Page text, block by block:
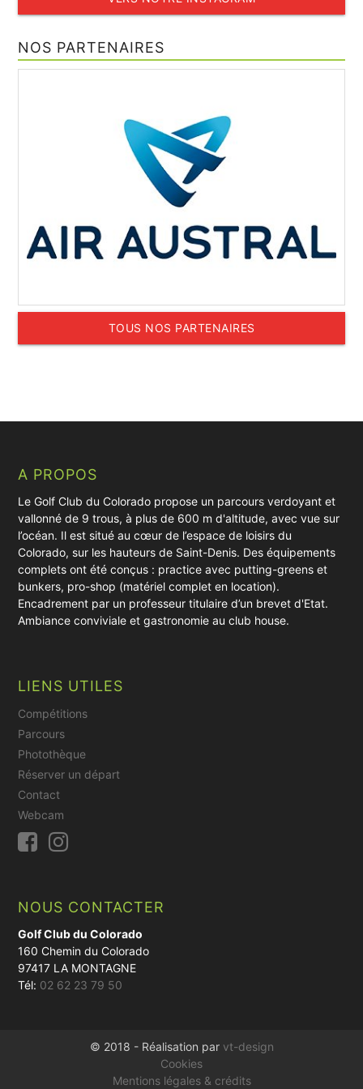
NOS PARTENAIRES
TOUS NOS PARTENAIRES
A PROPOS
Le Golf Club du Colorado propose un parcours verdoyant et
vallonné de 9 trous, à plus de 600 m d'altitude, avec vue sur
l’océan. Il est situé au cœur de l’espace de loisirs du
Colorado, sur les hauteurs de Saint-Denis. Des équipements
complets ont été conçus : practice avec putting-greens et
bunkers, pro-shop (matériel complet en location).
Encadrement par un professeur titulaire d’un brevet d'Etat.
Ambiance conviviale et gastronomie au club house.
LIENS UTILES
Compétitions
Parcours
Photothèque
Réserver un départ
Contact
Webcam
NOUS CONTACTER
Golf Club du Colorado
160 Chemin du Colorado
97417 LA MONTAGNE
Tél: 02 62 23 79 50
© 2018 - Réalisation par vt-design
Cookies
Mentions légales & crédits